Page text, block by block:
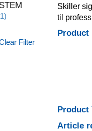
Filter
Skiller
til
Product
Product
Article